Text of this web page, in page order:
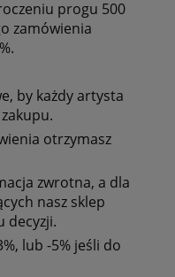
progu 500
zamówienia
by każdy artysta
otrzymasz
zwrotna, a dla
nasz sklep
decyzji.
lub -5% jeśli do